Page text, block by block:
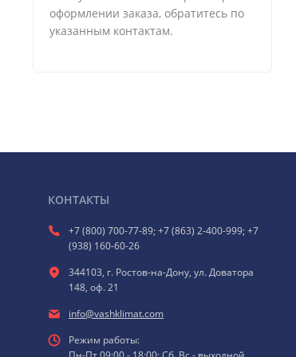
оформлении заказа, обратитесь по
указанным контактам.
КОНТАКТЫ
+7 (800) 700-77-89; +7 (863) 2-400-999; +7
(938) 160-60-26
344103, г. Ростов-на-Дону, ул. Доватора
148, оф. 21
info@vashklimat.com
Режим работы: